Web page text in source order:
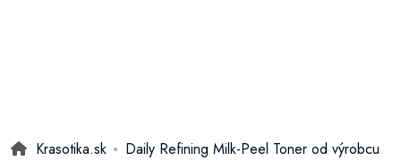
Krasotika.sk
Daily Refining Milk-Peel Toner od výrobcu